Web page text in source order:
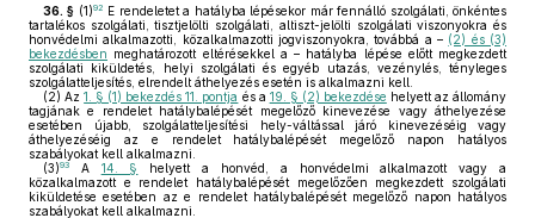
36. § (1)92 E rendeletet a hatályba lépésekor már fennálló szolgálati, önkéntes
tartalékos szolgálati, tisztjelölti szolgálati, altiszt-jelölti szolgálati viszonyokra és
honvédelmi alkalmazotti, közalkalmazotti jogviszonyokra, továbbá a – (2) és (3)
bekezdésben meghatározott eltérésekkel a – hatályba lépése előtt megkezdett
szolgálati kiküldetés, helyi szolgálati és egyéb utazás, vezénylés, tényleges
szolgálatteljesítés, elrendelt áthelyezés esetén is alkalmazni kell.
(2) Az1. § (1) bekezdés 11. pontja és a 19. § (2) bekezdése helyett az állomány
tagjának e rendelet hatálybalépését megelőző kinevezése vagy áthelyezése
esetében újabb, szolgálatteljesítési hely-váltással járó kinevezéséig vagy
áthelyezéséig az e rendelet hatálybalépését megelőző napon hatályos
szabályokat kell alkalmazni.
(3)93 A 14. §
helyett a honvéd, a honvédelmi alkalmazott vagy a
közalkalmazott e rendelet hatálybalépését megelőzően megkezdett szolgálati
kiküldetése esetében az e rendelet hatálybalépését megelőző napon hatályos
szabályokat kell alkalmazni.